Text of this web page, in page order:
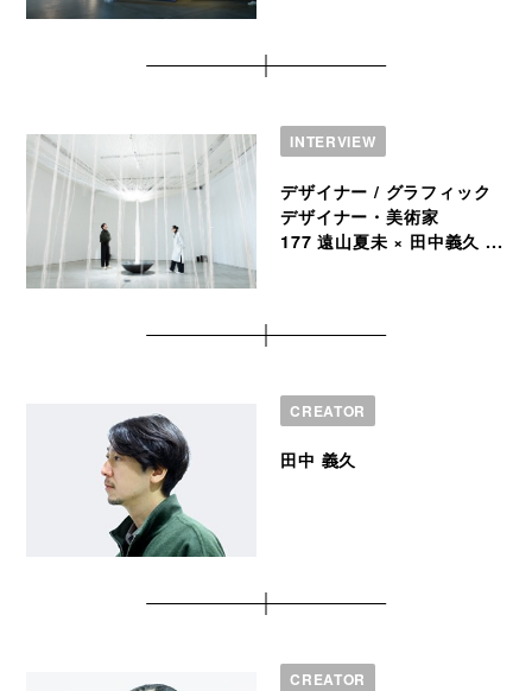
INTERVIEW
デザイナー / グラフィック
デザイナー・美術家
177 遠山夏未 × 田中義久 ...
CREATOR
田中 義久
CREATOR